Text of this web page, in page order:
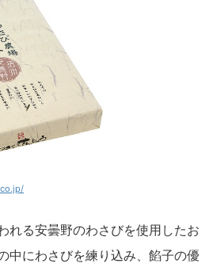
れる安曇野のわさびを使用したお
中にわさびを練り込み、餡子の優